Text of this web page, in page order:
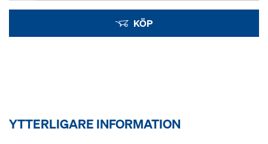
KÖP
YTTERLIGARE INFORMATION